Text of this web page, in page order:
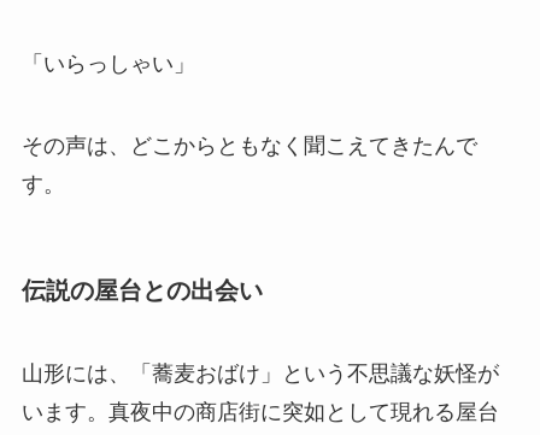
「いらっしゃい」
その声は、どこからともなく聞こえてきたんで
す。
伝説の屋台との出会い
山形には、「蕎麦おばけ」という不思議な妖怪が
います。真夜中の商店街に突如として現れる屋台